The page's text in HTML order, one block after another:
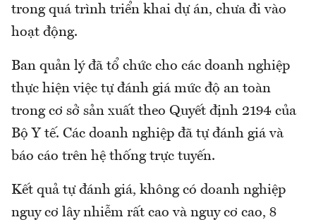
trong quá trình triển khai dự án, chưa đi vào
hoạt động.
Ban quản lý đã tổ chức cho các doanh nghiệp
thực hiện việc tự đánh giá mức độ an toàn
trong cơ sở sản xuất theo Quyết định 2194 của
Bộ Y tế. Các doanh nghiệp đã tự đánh giá và
báo cáo trên hệ thống trực tuyến.
Kết quả tự đánh giá, không có doanh nghiệp
nguy cơ lây nhiễm rất cao và nguy cơ cao, 8